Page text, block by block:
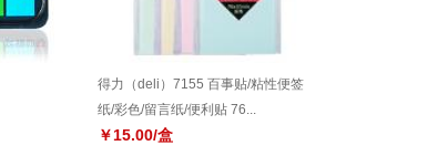
得力（deli）7155 百事贴/粘性便签
纸/彩色/留言纸/便利贴 76...
￥15.00/盒